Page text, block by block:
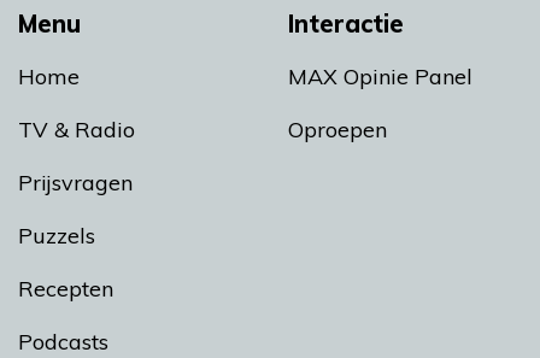
Menu
Home
TV & Radio
Prijsvragen
Puzzels
Recepten
Podcasts
Interactie
MAX Opinie Panel
Oproepen